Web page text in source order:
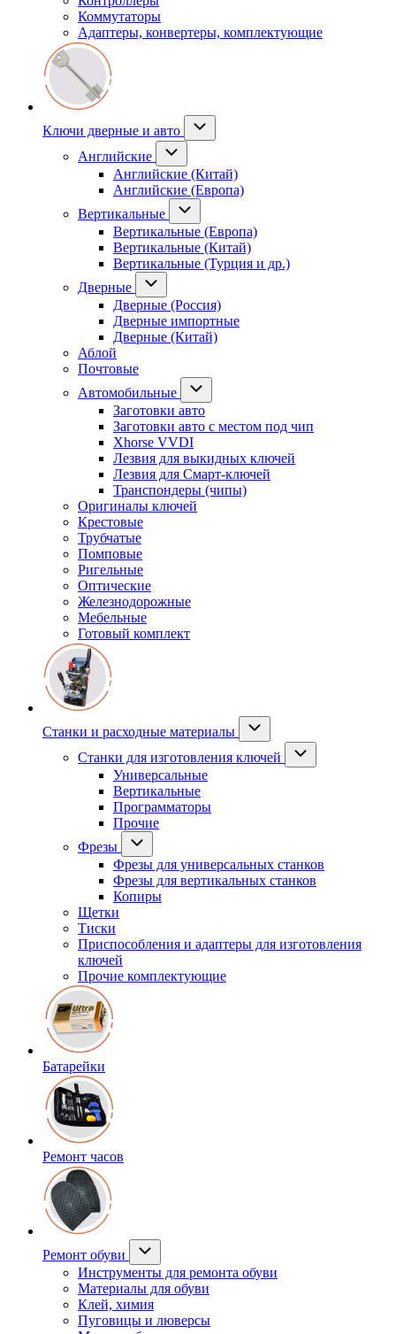
Коммутаторы
Адаптеры, конвертеры, комплектующие
Ключи дверные и авто
Английские
Английские (Китай)
Английские (Европа)
Вертикальные
Вертикальные (Европа)
Вертикальные (Китай)
Вертикальные (Турция и др.)
Дверные
Дверные (Россия)
Дверные импортные
Дверные (Китай)
Аблой
Почтовые
Автомобильные
Заготовки авто
Заготовки авто с местом под чип
Xhorse VVDI
Лезвия для выкидных ключей
Лезвия для Смарт-ключей
Транспондеры (чипы)
Оригиналы ключей
Крестовые
Трубчатые
Помповые
Ригельные
Оптические
Железнодорожные
Мебельные
Готовый комплект
Станки и расходные материалы
Станки для изготовления ключей
Универсальные
Вертикальные
Программаторы
Прочие
Фрезы
Фрезы для универсальных станков
Фрезы для вертикальных станков
Копиры
Щетки
Тиски
Приспособления и адаптеры для изготовления
ключей
Прочие комплектующие
Батарейки
Ремонт часов
Ремонт обуви
Инструменты для ремонта обуви
Материалы для обуви
Клей, химия
Пуговицы и люверсы